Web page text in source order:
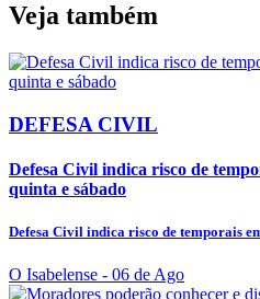
Veja também
DEFESA CIVIL
Defesa Civil indica risco de
quinta e sábado
Defesa Civil indica risco de temporais
O Isabelense - 06 de Ago